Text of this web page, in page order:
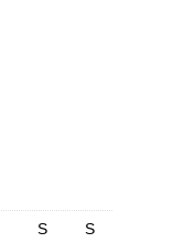
S
S